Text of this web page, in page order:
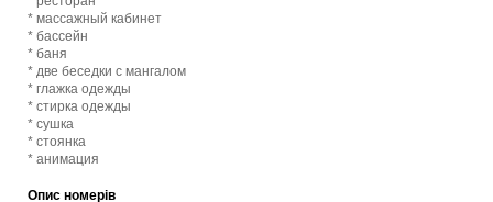
* массажный кабинет
* бассейн
* баня
* две беседки с мангалом
* глажка одежды
* стирка одежды
* сушка
* стоянка
* анимация
Опис номерів